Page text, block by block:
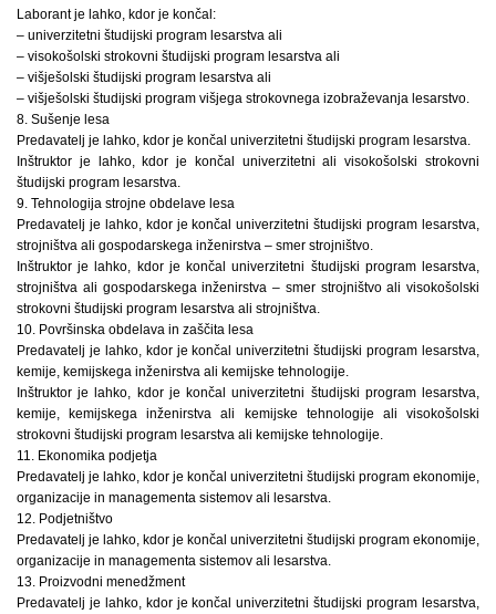
Laborant je lahko, kdor je končal:
– univerzitetni študijski program lesarstva ali
– visokošolski strokovni študijski program lesarstva ali
– višješolski študijski program lesarstva ali
– višješolski študijski program višjega strokovnega izobraževanja lesarstvo.
8. Sušenje lesa
Predavatelj je lahko, kdor je končal univerzitetni študijski program lesarstva.
Inštruktor je lahko, kdor je končal univerzitetni ali visokošolski strokovni
študijski program lesarstva.
9. Tehnologija strojne obdelave lesa
Predavatelj je lahko, kdor je končal univerzitetni študijski program lesarstva,
strojništva ali gospodarskega inženirstva – smer strojništvo.
Inštruktor je lahko, kdor je končal univerzitetni študijski program lesarstva,
strojništva ali gospodarskega inženirstva – smer strojništvo ali visokošolski
strokovni študijski program lesarstva ali strojništva.
10. Površinska obdelava in zaščita lesa
Predavatelj je lahko, kdor je končal univerzitetni študijski program lesarstva,
kemije, kemijskega inženirstva ali kemijske tehnologije.
Inštruktor je lahko, kdor je končal univerzitetni študijski program lesarstva,
kemije, kemijskega inženirstva ali kemijske tehnologije ali visokošolski
strokovni študijski program lesarstva ali kemijske tehnologije.
11. Ekonomika podjetja
Predavatelj je lahko, kdor je končal univerzitetni študijski program ekonomije,
organizacije in managementa sistemov ali lesarstva.
12. Podjetništvo
Predavatelj je lahko, kdor je končal univerzitetni študijski program ekonomije,
organizacije in managementa sistemov ali lesarstva.
13. Proizvodni menedžment
Predavatelj je lahko, kdor je končal univerzitetni študijski program lesarstva,